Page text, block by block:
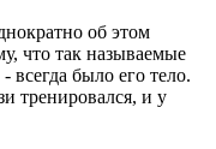
об этом
что так называемые
всегда было его тело.
тренировался, и у